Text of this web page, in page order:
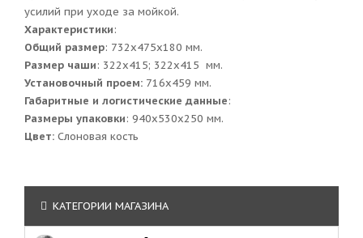
усилий при уходе за мойкой.
Характеристики:
Общий размер: 732x475x180 мм.
Размер чаши: 322x415; 322x415 мм.
Установочный проем: 716x459 мм.
Габаритные и логистические данные:
Размеры упаковки: 940x530x250 мм.
Цвет: Слоновая кость
КАТЕГОРИИ МАГАЗИНА